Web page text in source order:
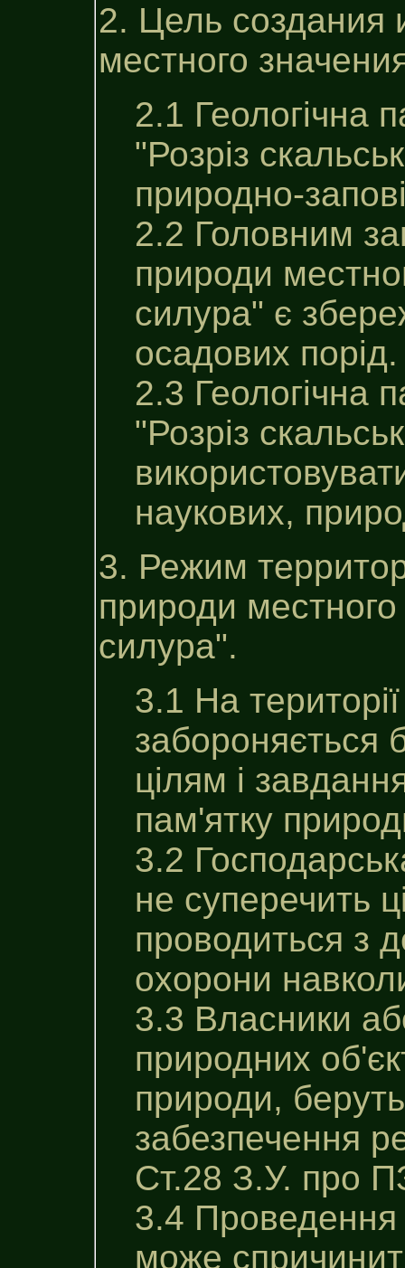
2. Цель создания
местного
2.1 Геологічна
"Розріз
природно-
2.2 Головним
природи
силура" є
осадових
2.3 Геологічна
"Розріз
наукових,
3. Режим
природи местного
силура".
3.1 На
забороняється
цілям i
пам'ятку
3.2
не суперечить
проводиться з
охорони
3.3 Власники
природних
природи,
забезпечення
Ст.28 З.У. про
3.4 Проведення
може